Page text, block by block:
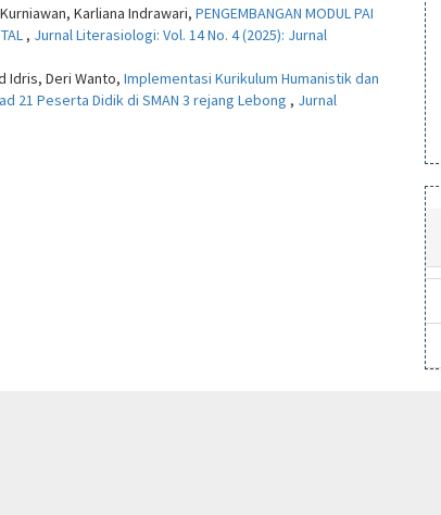
Karliana Indrawari, PENGEMBANGAN MODUL PAI
, Jurnal Literasiologi: Vol. 14 No. 4 (2025): Jurnal
Idris, Deri Wanto, Implementasi Kurikulum Humanistik dan
21 Peserta Didik di SMAN 3 rejang Lebong , Jurnal